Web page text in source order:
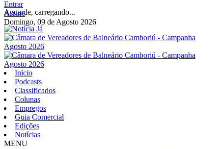
Aguarde, carregando...
Entrar
Assine
Domingo, 09 de Agosto 2026
Início
Podcasts
Classificados
Colunas
Empregos
Guia Comercial
Edições
Notícias
MENU